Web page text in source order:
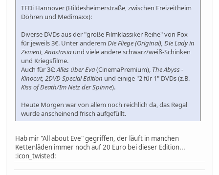
TEDi Hannover (Hildesheimerstraße, zwischen Freizeitheim
Döhren und Medimaxx):
Diverse DVDs aus der "große Filmklassiker Reihe" von Fox
für jeweils 3€. Unter anderem Die Fliege (Original), Die Lady in
Zement, Anastasia und viele andere schwarz/weiß-Schinken
und Kriegsfilme.
Auch für 3€:Alles über Eva(CinemaPremium), The Abyss -
Kinocut, 2DVD Special Edition und einige "2 für 1" DVDs (z.B.
Kiss of Death/Im Netz der Spinne).
Heute Morgen war von allem noch reichlich da, das Regal
wurde anscheinend frisch aufgefüllt.
Hab mir "All about Eve" gegriffen, der läuft in manchen
Kettenläden immer noch auf 20 Euro bei dieser Edition...
:icon_twisted: